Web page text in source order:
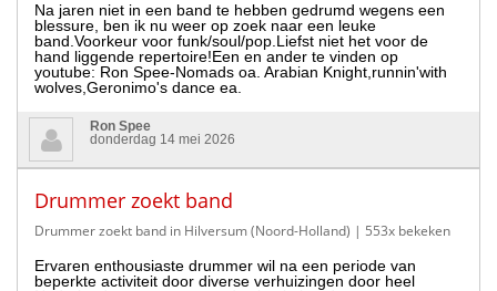
Na jaren niet in een band te hebben gedrumd wegens een
blessure, ben ik nu weer op zoek naar een leuke
band.Voorkeur voor funk/soul/pop.Liefst niet het voor de
hand liggende repertoire!Een en ander te vinden op
youtube: Ron Spee-Nomads oa. Arabian Knight,runnin'with
wolves,Geronimo's dance ea.
Ron Spee
donderdag 14 mei 2026
Drummer zoekt band
Drummer zoekt band in Hilversum (Noord-Holland) | 553x bekeken
Ervaren enthousiaste drummer wil na een periode van
beperkte activiteit door diverse verhuizingen door heel